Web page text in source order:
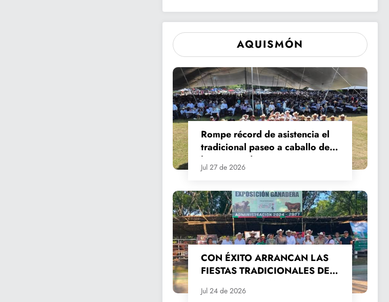
AQUISMÓN
Rompe récord de asistencia el
tradicional paseo a caballo de
las Fiestas de Santiago y Santa
Ana
Jul 27 de 2026
CON ÉXITO ARRANCAN LAS
FIESTAS TRADICIONALES DE
2026
Jul 24 de 2026